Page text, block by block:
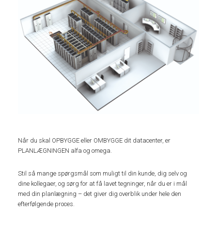
Når du skal OPBYGGE eller OMBYGGE dit datacenter, er
PLANLÆGNINGEN alfa og omega.
Stil så mange spørgsmål som muligt til din kunde, dig selv og
dine kollegaer, og sørg for at få lavet tegninger, når du er i mål
med din planlægning – det giver dig overblik under hele den
efterfølgende proces.